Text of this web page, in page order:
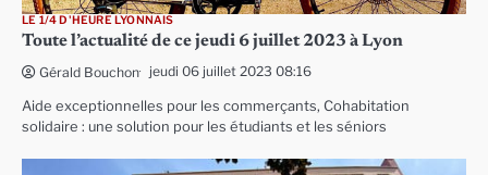
LE 1/4 D'HEURE LYONNAIS
Toute l’actualité de ce jeudi 6 juillet 2023 à Lyon
Gérald Bouchon jeudi 06 juillet 2023 08:16
Aide exceptionnelles pour les commerçants, Cohabitation
solidaire : une solution pour les étudiants et les séniors